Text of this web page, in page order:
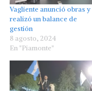
Vagliente anunció obras y
realizó un balance de
gestión
8 agosto, 2024
En "Piamonte"